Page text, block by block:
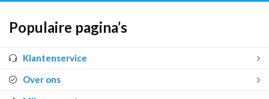
Populaire pagina’s
Klantenservice
Over ons